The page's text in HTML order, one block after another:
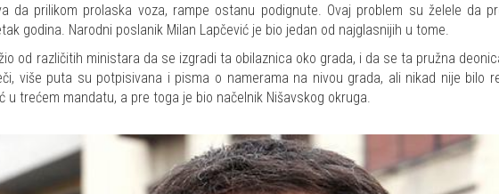
da prilikom prolaska voza, rampe ostanu podignute. Ovaj problem su želele da
godina. Narodni poslanik Milan Lapčević je bio jedan od najglasnijih u tome.
od različitih ministara da se izgradi ta obilaznica oko grada, i da se ta pružna
više puta su potpisivana i pisma o namerama na nivou grada, ali nikad nije bilo
u trećem mandatu, a pre toga je bio načelnik Nišavskog okruga.